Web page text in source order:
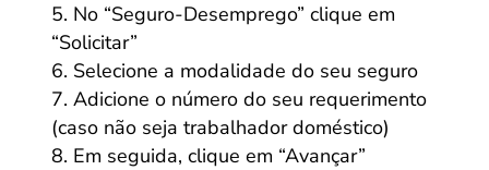
No “Seguro-Desemprego” clique em
“Solicitar”
Selecione a modalidade do seu seguro
Adicione o número do seu requerimento
(caso não seja trabalhador doméstico)
Em seguida, clique em “Avançar”